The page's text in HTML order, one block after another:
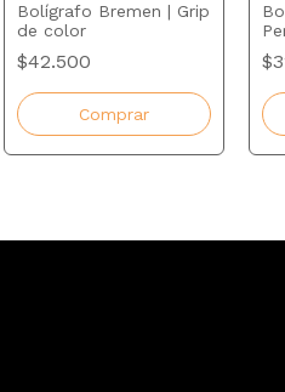
Bolígrafo Bremen | Grip
de color
$42.500
Comprar